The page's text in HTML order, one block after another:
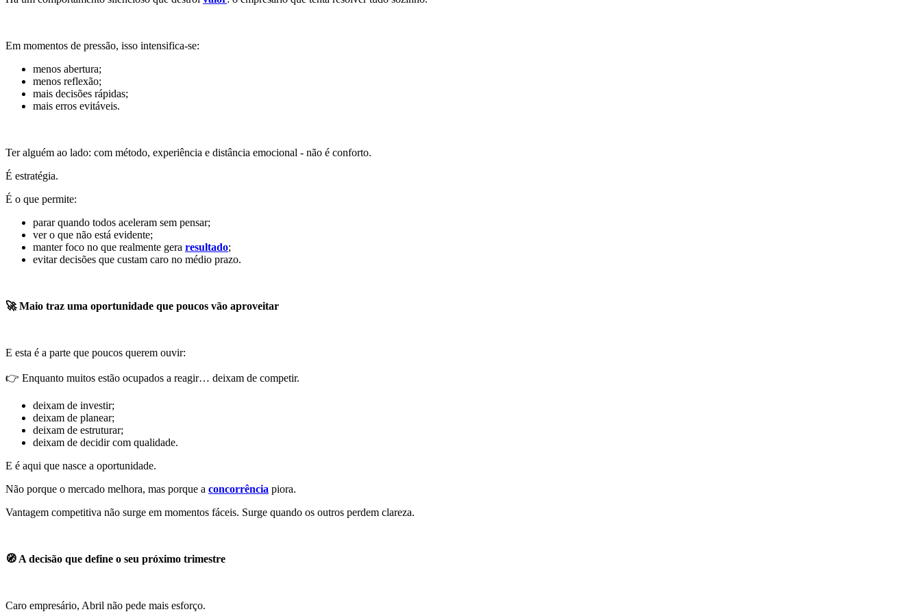
Em momentos de pressão, isso intensifica-se:
menos abertura;
menos reflexão;
mais decisões rápidas;
mais erros evitáveis.
Ter alguém ao lado: com método, experiência e distância emocional - não é conforto.
É estratégia.
É o que permite:
parar quando todos aceleram sem pensar;
ver o que não está evidente;
manter foco no que realmente gera resultado;
evitar decisões que custam caro no médio prazo.
🚀 Maio traz uma oportunidade que poucos vão aproveitar
E esta é a parte que poucos querem ouvir:
👉 Enquanto muitos estão ocupados a reagir… deixam de competir.
deixam de investir;
deixam de planear;
deixam de estruturar;
deixam de decidir com qualidade.
E é aqui que nasce a oportunidade.
Não porque o mercado melhora, mas porque a concorrência piora.
Vantagem competitiva não surge em momentos fáceis. Surge quando os outros perdem clareza.
🧭 A decisão que define o seu próximo trimestre
Caro empresário, Abril não pede mais esforço.